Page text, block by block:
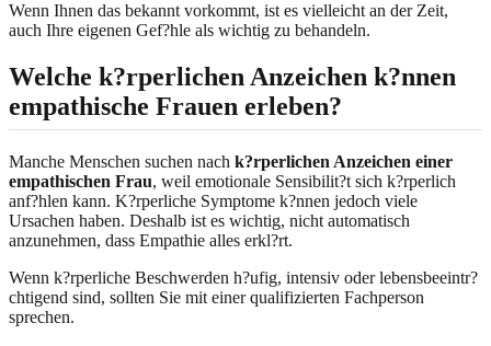
Wenn Ihnen das bekannt vorkommt, ist es vielleicht an der Zeit,
auch Ihre eigenen Gef?hle als wichtig zu behandeln.
Welche k?rperlichen Anzeichen k?nnen
empathische Frauen erleben?
Manche Menschen suchen nach k?rperlichen Anzeichen einer
empathischen Frau, weil emotionale Sensibilit?t sich k?rperlich
anf?hlen kann. K?rperliche Symptome k?nnen jedoch viele
Ursachen haben. Deshalb ist es wichtig, nicht automatisch
anzunehmen, dass Empathie alles erkl?rt.
Wenn k?rperliche Beschwerden h?ufig, intensiv oder lebensbeeintr?
chtigend sind, sollten Sie mit einer qualifizierten Fachperson
sprechen.